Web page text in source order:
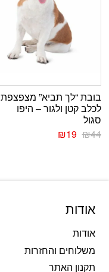
בובת “לך תביא” מצפצפת
לכלב קטן ולגור – היפו
סגול
₪44
₪19
אודות
אודות
משלוחים והחזרות
תקנון האתר